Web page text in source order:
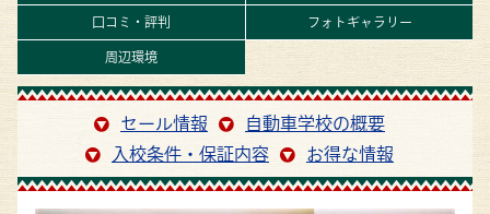
口コミ・評判
フォトギャラリー
周辺環境
セール情報
自動車学校の概要
入校条件・保証内容
お得な情報